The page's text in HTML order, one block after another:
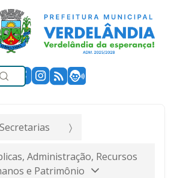
Secretarias
Administração, Recursos
e Patrimônio